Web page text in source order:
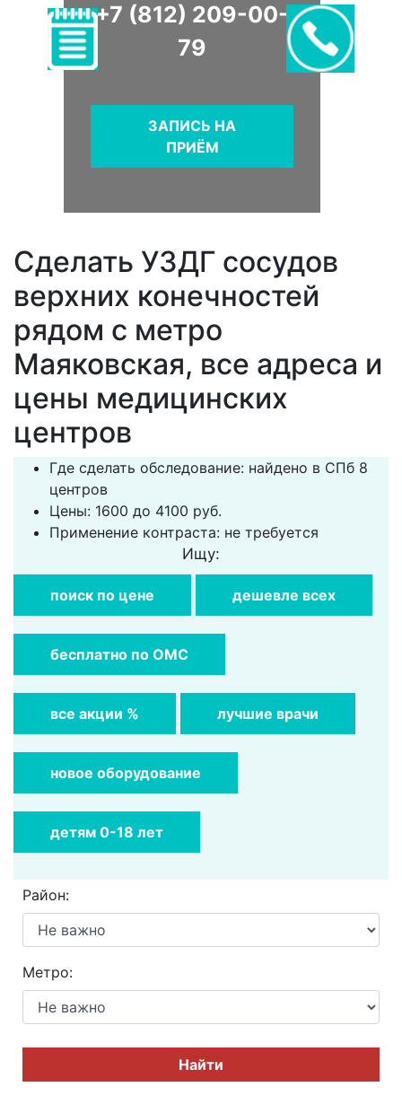
+7 (812) 209-00-
79
ЗАПИСЬ НА
ПРИЁМ
Сделать УЗДГ сосудов
верхних конечностей
рядом с метро
Маяковская, все адреса и
цены медицинских
центров
Где сделать обследование: найдено в СПб 8
центров
Цены: 1600 до 4100 руб.
Применение контраста: не требуется
Ищу:
поиск по цене дешевле всех
бесплатно по ОМС
все акции % лучшие врачи
новое оборудование
детям 0-18 лет
Район:
Метро:
Найти